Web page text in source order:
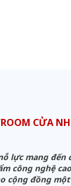
CỬA
lực mang
công nghệ
cộng đồng